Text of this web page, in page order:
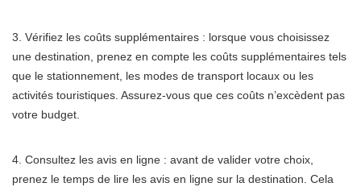
3. Vérifiez les coûts supplémentaires : lorsque vous choisissez
une destination, prenez en compte les coûts supplémentaires tels
que le stationnement, les modes de transport locaux ou les
activités touristiques. Assurez-vous que ces coûts n’excèdent pas
votre budget.
4. Consultez les avis en ligne : avant de valider votre choix,
prenez le temps de lire les avis en ligne sur la destination. Cela